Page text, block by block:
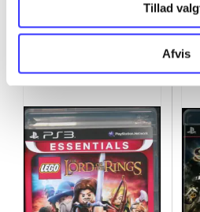
Tillad
Afvis
Minder om